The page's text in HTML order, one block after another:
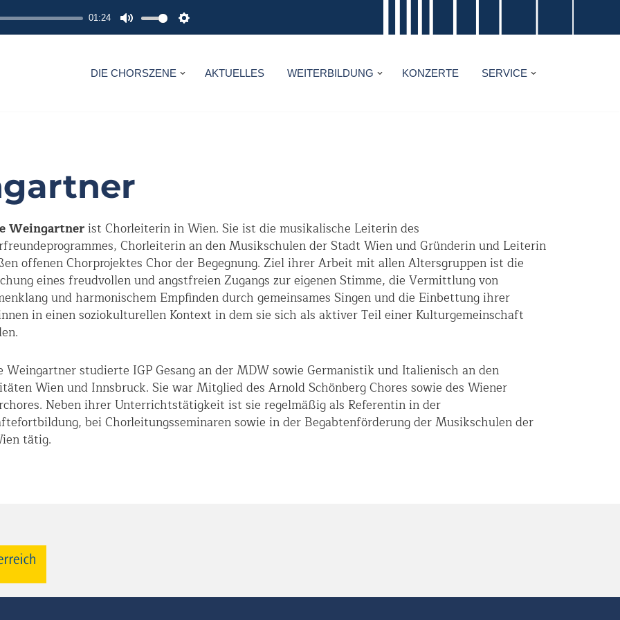
01:24
M
T
S
T
DIE CHORSZENE AKTUELLES WEITERBILDUNG KONZERTE SERVICE
Weingartnerist Chorleiterin in Wien. Sie ist die musikalische Leiterin des
Chorleiterin an den Musikschulen der Stadt Wien und Gründerin und Leiterin
offenen Chorprojektes Chor der Begegnung. Ziel ihrer Arbeit mit allen Altersgruppen ist die
eines freudvollen und angstfreien Zugangs zur eigenen Stimme, die Vermittlung von
und harmonischem Empfinden durch gemeinsames Singen und die Einbettung ihrer
in einen soziokulturellen Kontext in dem sie sich als aktiver Teil einer Kulturgemeinschaft
Weingartner studierte IGP Gesang an der MDW sowie Germanistik und Italienisch an den
Wien und Innsbruck. Sie war Mitglied des Arnold Schönberg Chores sowie des Wiener
Neben ihrer Unterrichtstätigkeit ist sie regelmäßig als Referentin in der
bei Chorleitungsseminaren sowie in der Begabtenförderung der Musikschulen der
tätig.